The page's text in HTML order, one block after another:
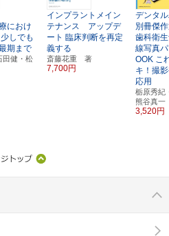
におけ
少しでも
期まで
田健・松
インプラントメイン
テナンス アップデ
ート 臨床判断を再定
義する
斎藤花重 著
7,700円
デンタ
別冊傑
歯科衛
線写真
OOK こ
キ！撮
応用
栃原秀紀
熊谷真
3,520円